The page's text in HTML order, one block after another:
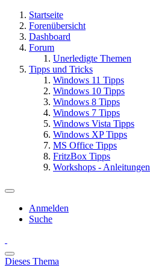
Startseite
Forenübersicht
Dashboard
Forum
Unerledigte Themen
Tipps und Tricks
Windows 11 Tipps
Windows 10 Tipps
Windows 8 Tipps
Windows 7 Tipps
Windows Vista Tipps
Windows XP Tipps
MS Office Tipps
FritzBox Tipps
Workshops - Anleitungen
Anmelden
Suche
Dieses Thema